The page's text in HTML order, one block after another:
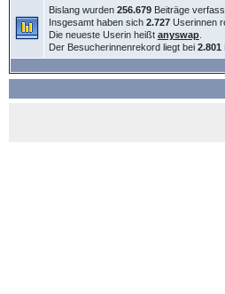
Bislang wurden 256.679Beiträge
Insgesamt haben sich 2.727Userinnen
Die neueste Userin heißt anyswap.
Der Besucherinnenrekord liegt bei 2.801